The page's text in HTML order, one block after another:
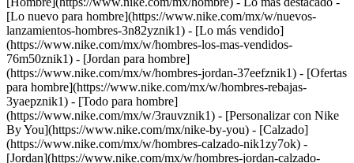
[Lo nuevo para hombre](https://www.nike.com/mx/w/nuevos-
lanzamientos-hombres-3n82yznik1) - [Lo más vendido]
(https://www.nike.com/mx/w/hombres-los-mas-vendidos-
76m50znik1) - [Jordan para hombre]
(https://www.nike.com/mx/w/hombres-jordan-37eefznik1) - [Ofertas
para hombre](https://www.nike.com/mx/w/hombres-rebajas-
3yaepznik1) - [Todo para hombre]
(https://www.nike.com/mx/w/3rauvznik1) - [Personalizar con Nike
By You](https://www.nike.com/mx/nike-by-you) - [Calzado]
(https://www.nike.com/mx/w/hombres-calzado-nik1zy7ok) -
[Jordan](https://www.nike.com/mx/w/hombres-jordan-calzado-